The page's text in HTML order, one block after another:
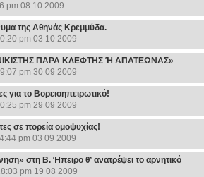
pm 08 10 2009
της Αθηνάς Κρεμμύδα.
pm 03 10 2009
ΠΑΡΑ ΚΛΕΦΤΗΣ Ή ΑΠΑΤΕΩΝΑΣ»
pm 30 09 2009
για το Βορειοηπειρωτικό!
pm 29 09 2009
σε πορεία ομοψυχίας!
pm 03 09 2009
στη Β. Ήπειρο θʼ ανατρέψει το αρνητικό
pm 19 08 2009